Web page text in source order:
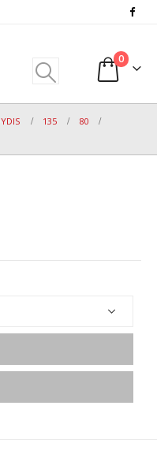
0
135
80